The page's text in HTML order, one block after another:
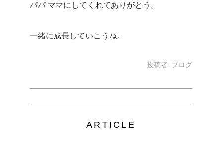
パパ ママにしてくれてありがとう。
一緒に成長していこうね。
投稿者: ブログ
ARTICLE